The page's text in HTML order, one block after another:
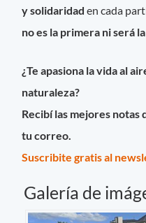
y solidaridaden cada
no es la primera ni será
¿Te apasiona la vida al
naturaleza?
Recibí las mejores
tu correo.
Suscribite gratis al
Galería de